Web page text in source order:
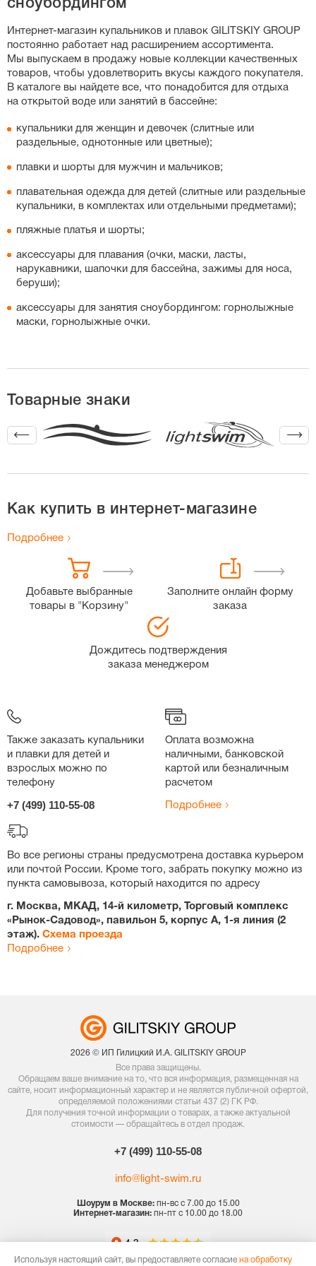
слитных купальников, особенно спортивных моделей с
если у вас высокий рост, выбирайте больший размер,
чтобы бретели не врезались в плечи. Вы также можете
свериться с нашей точной таблицей размеров на
странице каждого товара.
сноубордингом
Интернет-магазин купальников и плавок GILITSKIY GROUP
постоянно работает над расширением ассортимента.
Мы выпускаем в продажу новые коллекции качественных
товаров, чтобы удовлетворить вкусы каждого покупателя.
В каталоге вы найдете все, что понадобится для отдыха
на открытой воде или занятий в бассейне:
купальники для женщин и девочек (слитные или
раздельные, однотонные или цветные);
плавки и шорты для мужчин и мальчиков;
плавательная одежда для детей (слитные или раздельные
купальники, в комплектах или отдельными предметами);
пляжные платья и шорты;
аксессуары для плавания (очки, маски, ласты,
нарукавники, шапочки для бассейна, зажимы для носа,
беруши);
аксессуары для занятия сноубордингом: горнолыжные
маски, горнолыжные очки.
Товарные знаки
Как купить в интернет-магазине
Подробнее
Добавьте выбранные
товары в "Корзину"
Заполните онлайн форму
заказа
Дождитесь подтверждения
заказа менеджером
Также заказать купальники
и плавки для детей и
взрослых можно по
телефону
+7 (499) 110-55-08
Оплата возможна
наличными, банковской
картой или безналичным
расчетом
Подробнее
Во все регионы страны предусмотрена доставка курьером
или почтой России. Кроме того, забрать покупку можно из
пункта самовывоза, который находится по адресу
г. Москва, МКАД, 14-й километр, Торговый комплекс
«Рынок-Садовод», павильон 5, корпус А, 1-я линия (2
этаж). Схема проезда
Подробнее
2026 © ИП Гилицкий И.А. GILITSKIY GROUP
Все права защищены.
Обращаем ваше внимание на то, что вся информация, размещенная на
сайте, носит информационный характер и не является публичной офертой,
определяемой положениями статьи 437 (2) ГК РФ.
Для получения точной информации о товарах, а также актуальной
стоимости — обращайтесь в отдел продаж.
+7 (499) 110-55-08
info@light-swim.ru
Шоурум в Москве:пн-вс с 7.00 до 15.00
Интернет-магазин: пн-пт с 10.00 до 18.00
Используя настоящий сайт, вы предоставляете согласие на обработку